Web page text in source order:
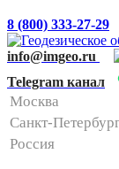
8 (800) 333-27-29
info@imgeo.ru
Telegram канал
Москва
Санкт-
Россия